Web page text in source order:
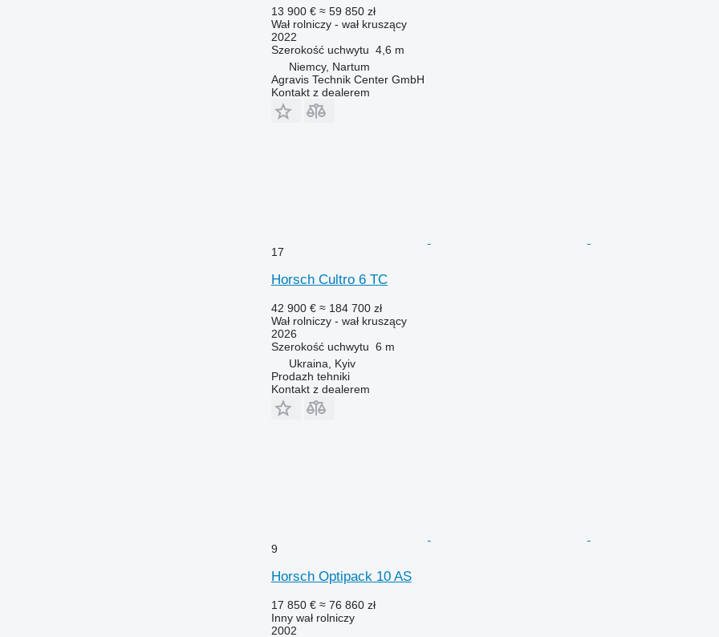
13 900 € ≈ 59 850 zł
Wał rolniczy - wał kruszący
2022
Szerokość uchwytu 4,6 m
Niemcy, Nartum
Agravis Technik Center GmbH
Kontakt z dealerem
17
Horsch Cultro 6 TC
42 900 € ≈ 184 700 zł
Wał rolniczy - wał kruszący
2026
Szerokość uchwytu 6 m
Ukraina, Kyiv
Prodazh tehniki
Kontakt z dealerem
9
Horsch Optipack 10 AS
17 850 € ≈ 76 860 zł
Inny wał rolniczy
2002